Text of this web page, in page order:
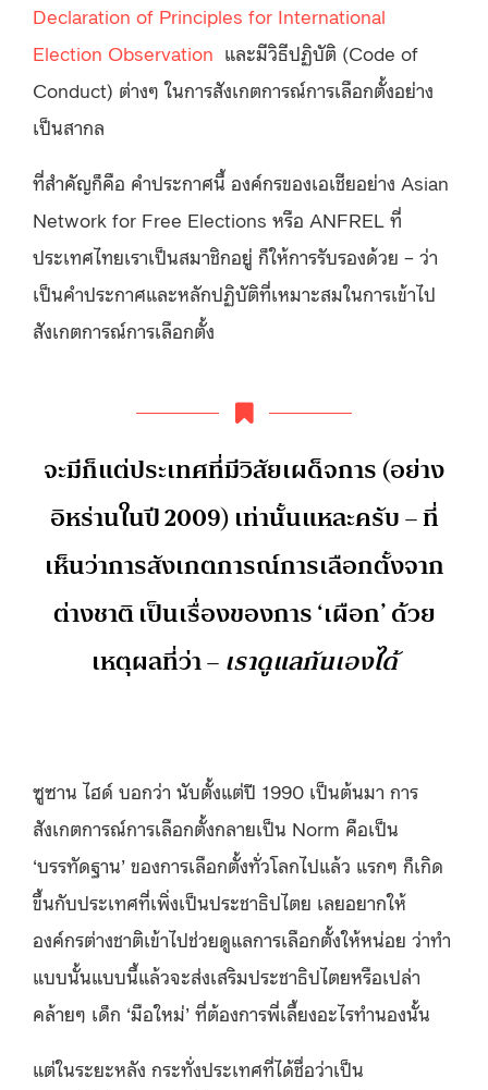
Declaration of Principles for International
Election Observation และมีวิธีปฏิบัติ (Code of
Conduct) ต่างๆ ในการสังเกตการณ์การเลือกตั้งอย่าง
เป็นสากล
ที่สำคัญก็คือ คำประกาศนี้ องค์กรของเอเชียอย่าง Asian
Network for Free Elections หรือ ANFREL ที่
ประเทศไทยเราเป็นสมาชิกอยู่ ก็ให้การรับรองด้วย – ว่า
เป็นคำประกาศและหลักปฏิบัติที่เหมาะสมในการเข้าไป
สังเกตการณ์การเลือกตั้ง
จะมีก็แต่ประเทศที่มีวิสัยเผด็จการ (อย่าง
อิหร่านในปี 2009) เท่านั้นแหละครับ – ที่
เห็นว่าการสังเกตการณ์การเลือกตั้งจาก
ต่างชาติ เป็นเรื่องของการ ‘เผือก’ ด้วย
เหตุผลที่ว่า –เราดูแลกันเองได้
ซูซาน ไฮด์ บอกว่า นับตั้งแต่ปี 1990 เป็นต้นมา การ
สังเกตการณ์การเลือกตั้งกลายเป็น Norm คือเป็น
‘บรรทัดฐาน’ ของการเลือกตั้งทั่วโลกไปแล้ว แรกๆ ก็เกิด
ขึ้นกับประเทศที่เพิ่งเป็นประชาธิปไตย เลยอยากให้
องค์กรต่างชาติเข้าไปช่วยดูแลการเลือกตั้งให้หน่อย ว่าทำ
แบบนั้นแบบนี้แล้วจะส่งเสริมประชาธิปไตยหรือเปล่า
คล้ายๆ เด็ก ‘มือใหม่’ ที่ต้องการพี่เลี้ยงอะไรทำนองนั้น
แต่ในระยะหลัง กระทั่งประเทศที่ได้ชื่อว่าเป็น